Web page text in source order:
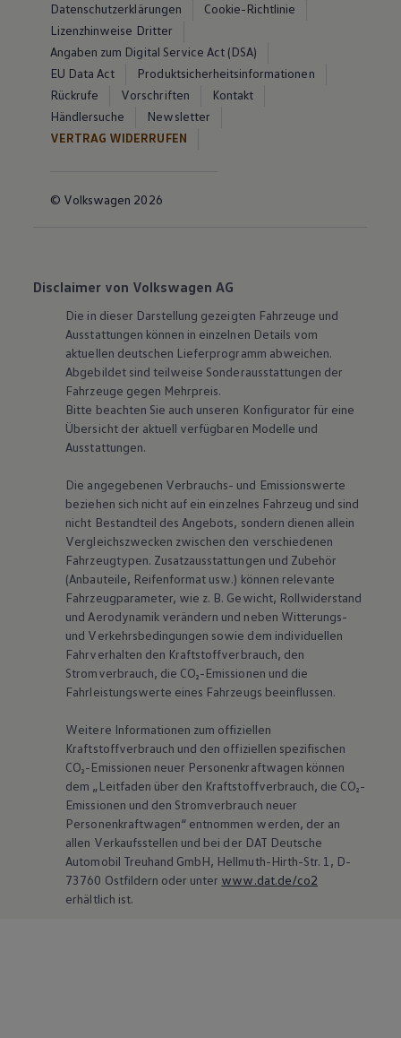
Datenschutzerklärungen
Cookie-Richtlinie
Lizenzhinweise Dritter
Angaben zum Digital Service Act (DSA)
EU Data Act
Produktsicherheitsinformationen
Rückrufe
Vorschriften
Kontakt
Händlersuche
Newsletter
VERTRAG WIDERRUFEN
© Volkswagen 2026
Disclaimer von Volkswagen AG
Die in dieser Darstellung gezeigten Fahrzeuge und
Ausstattungen können in einzelnen Details vom
aktuellen deutschen Lieferprogramm abweichen.
Abgebildet sind teilweise Sonderausstattungen der
Fahrzeuge gegen Mehrpreis.
Bitte beachten Sie auch unseren Konfigurator für eine
Übersicht der aktuell verfügbaren Modelle und
Ausstattungen.
Die angegebenen Verbrauchs- und Emissionswerte
beziehen sich nicht auf ein einzelnes Fahrzeug und sind
nicht Bestandteil des Angebots, sondern dienen allein
Vergleichszwecken zwischen den verschiedenen
Fahrzeugtypen. Zusatzausstattungen und Zubehör
(Anbauteile, Reifenformat usw.) können relevante
Fahrzeugparameter, wie z. B. Gewicht, Rollwiderstand
und Aerodynamik verändern und neben Witterungs-
und Verkehrsbedingungen sowie dem individuellen
Fahrverhalten den Kraftstoffverbrauch, den
Stromverbrauch, die CO₂-Emissionen und die
Fahrleistungswerte eines Fahrzeugs beeinflussen.
Weitere Informationen zum offiziellen
Kraftstoffverbrauch und den offiziellen spezifischen
CO₂-Emissionen neuer Personenkraftwagen können
dem „Leitfaden über den Kraftstoffverbrauch, die CO₂-
Emissionen und den Stromverbrauch neuer
Personenkraftwagen“ entnommen werden, der an
allen Verkaufsstellen und bei der DAT Deutsche
Automobil Treuhand GmbH, Hellmuth-Hirth-Str. 1, D-
73760 Ostfildern oder unter www.dat.de/co2
erhältlich ist.